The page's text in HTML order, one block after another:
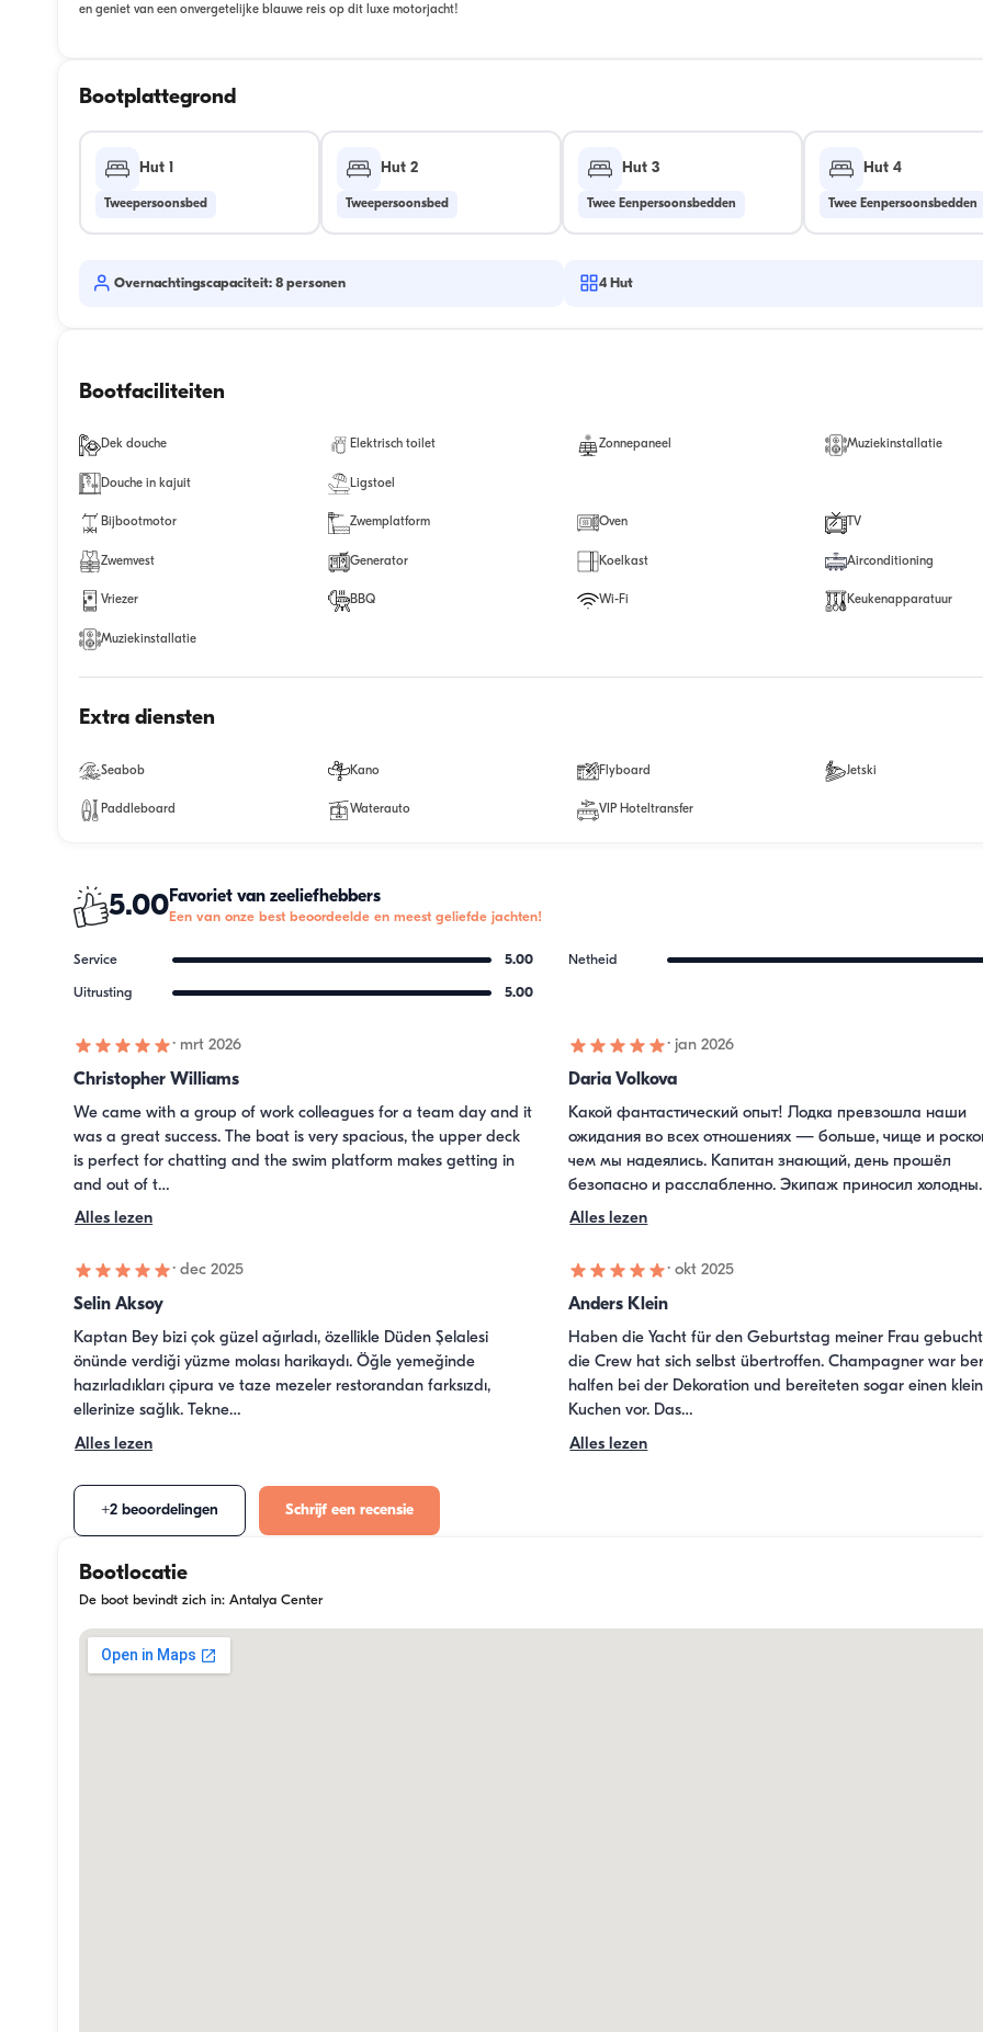
en geniet van een onvergetelijke blauwe reis op dit luxe motorjacht!
Bootplattegrond
Hut 1
Tweepersoonsbed
Hut 2
Tweepersoonsbed
Hut 3
Twee Eenpersoonsbedden
Hut 4
Twee Eenpersoonsbedden
Overnachtingscapaciteit: 8 personen 4 Hut
Bootfaciliteiten
Dek douche Elektrisch toilet Zonnepaneel Muziekinstallatie
Douche in kajuit Ligstoel
Bijbootmotor Zwemplatform Oven TV
Zwemvest Generator Koelkast Airconditioning
Vriezer BBQ Wi-Fi Keukenapparatuur
Muziekinstallatie
Extra diensten
Seabob Kano Flyboard Jetski
Paddleboard Waterauto VIP Hoteltransfer
5.00Favoriet van zeeliefhebbers
Een van onze best beoordeelde en meest geliefde jachten!
Service 5.00 Netheid
Uitrusting 5.00
· mrt 2026
Christopher Williams
We came with a group of work colleagues for a team day and it
was a great success. The boat is very spacious, the upper deck
is perfect for chatting and the swim platform makes getting in
and out of t…
Alles lezen
· jan 2026
Daria Volkova
Какой фантастический опыт! Лодка превзошла наши
ожидания во всех отношениях — больше, чище и
чем мы надеялись. Капитан знающий, день прошёл
безопасно и расслабленно. Экипаж приносил
Alles lezen
·dec 2025
Selin Aksoy
Kaptan Bey bizi çok güzel ağırladı, özellikle Düden Şelalesi
önünde verdiği yüzme molası harikaydı. Öğle yemeğinde
hazırladıkları çipura ve taze mezeler restorandan farksızdı,
ellerinize sağlık. Tekne…
Alles lezen
·okt 2025
Anders Klein
Haben die Yacht für den Geburtstag meiner Frau
die Crew hat sich selbst übertroffen. Champagner war
halfen bei der Dekoration und bereiteten sogar einen
Kuchen vor. Das…
Alles lezen
+2 beoordelingen Schrijf een recensie
Bootlocatie
De boot bevindt zich in: Antalya Center